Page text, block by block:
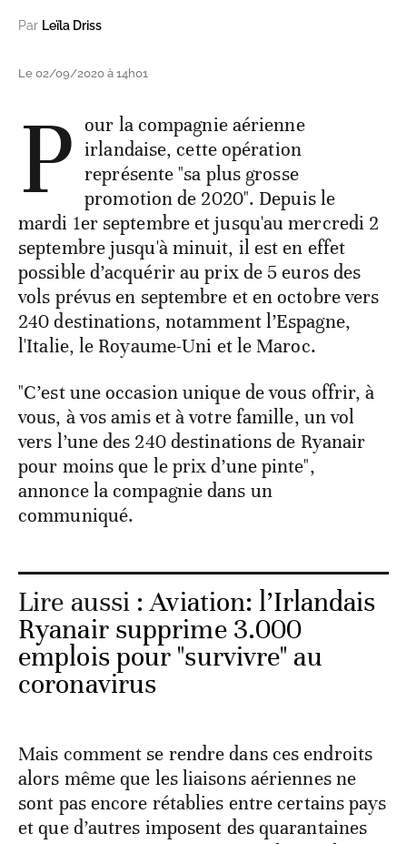
Par Leïla Driss
Le 02/09/2020 à 14h01
P our la compagnie aérienne
irlandaise, cette opération
représente "sa plus grosse
promotion de 2020". Depuis le
mardi 1er septembre et jusqu'au mercredi 2
septembre jusqu'à minuit, il est en effet
possible d’acquérir au prix de 5 euros des
vols prévus en septembre et en octobre vers
240 destinations, notamment l’Espagne,
l'Italie, le Royaume-Uni et le Maroc.
"C’est une occasion unique de vous offrir, à
vous, à vos amis et à votre famille, un vol
vers l’une des 240 destinations de Ryanair
pour moins que le prix d’une pinte",
annonce la compagnie dans un
communiqué.
Lire aussi :Aviation: l’Irlandais
Ryanair supprime 3.000
emplois pour "survivre" au
coronavirus
Mais comment se rendre dans ces endroits
alors même que les liaisons aériennes ne
sont pas encore rétablies entre certains pays
et que d’autres imposent des quarantaines